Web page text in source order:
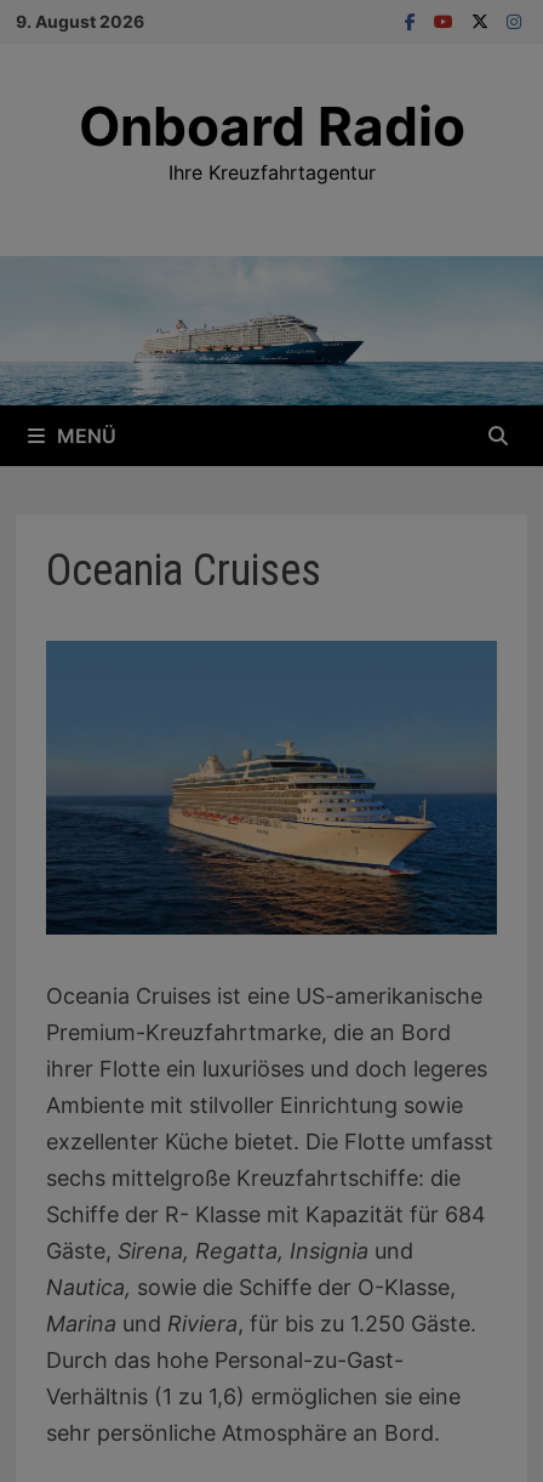
Zum
9. August 2026
Onboard Radio
Ihre Kreuzfahrtagentur
MENÜ
Oceania Cruises
Oceania Cruises ist eine US-amerikanische
Premium-Kreuzfahrtmarke, die an Bord
ihrer Flotte ein luxuriöses und doch legeres
Ambiente mit stilvoller Einrichtung sowie
exzellenter Küche bietet. Die Flotte umfasst
sechs mittelgroße Kreuzfahrtschiffe: die
Schiffe der R- Klasse mit Kapazität für 684
Gäste, Sirena, Regatta, Insignia und
Nautica, sowie die Schiffe der O-Klasse,
Marina und Riviera, für bis zu 1.250 Gäste.
Durch das hohe Personal-zu-Gast-
Verhältnis (1 zu 1,6) ermöglichen sie eine
sehr persönliche Atmosphäre an Bord.